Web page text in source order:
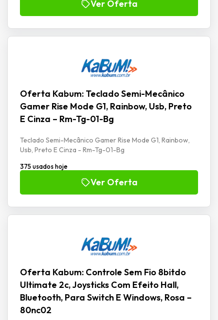
Ver Oferta
Oferta Kabum: Teclado Semi-Mecânico
Gamer Rise Mode G1, Rainbow, Usb, Preto
E Cinza – Rm-Tg-01-Bg
Teclado Semi-Mecânico Gamer Rise Mode G1, Rainbow,
Usb, Preto E Cinza - Rm-Tg-01-Bg
375 usados hoje
Ver Oferta
Oferta Kabum: Controle Sem Fio 8bitdo
Ultimate 2c, Joysticks Com Efeito Hall,
Bluetooth, Para Switch E Windows, Rosa –
80nc02